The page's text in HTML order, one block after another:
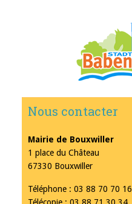
Nous contacter
Mairie de Bouxwiller
1 place du Château
67330 Bouxwiller
Téléphone : 03 88 70 70 16
Télécopie : 03 88 71 30 34